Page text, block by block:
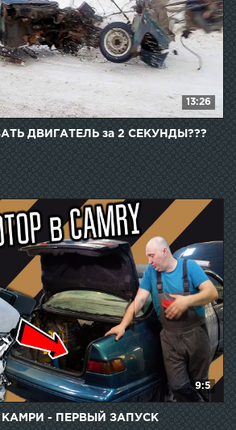
13:26
ДВИГАТЕЛЬ за 2 СЕКУНДЫ???
9:5
КАМРИ - ПЕРВЫЙ ЗАПУСК